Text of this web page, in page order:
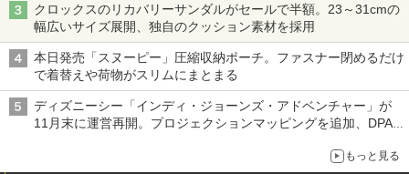
クロックスのリカバリーサンダルがセールで半額。23～31cmの
幅広いサイズ展開、独自のクッション素材を採用
本日発売「スヌーピー」圧縮収納ポーチ。ファスナー閉めるだけ
で着替えや荷物がスリムにまとまる
ディズニーシー「インディ・ジョーンズ・アドベンチャー」が
11月末に運営再開。プロジェクションマッピングを追加、DPA
もっと見る